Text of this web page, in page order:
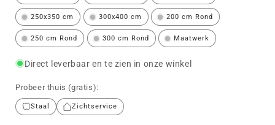
250x350 cm 300x400 cm 200 cm Rond
250 cm Rond 300 cm Rond Maatwerk
Direct leverbaar en te zien in onze winkel
Probeer thuis (gratis):
Staal Zichtservice